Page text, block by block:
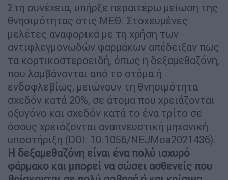
Στη συνέχεια, υπήρξε περαιτέρω μείωση της
θνησιμότητας στις ΜΕΘ. Στοχευμένες
μελέτες αναφορικά με τη χρήση των
αντιφλεγμονωδών φαρμάκων απέδειξαν πως
τα κορτικοστεροειδή, όπως η δεξαμεθαζόνη,
που λαμβάνονται από το στόμα ή
ενδοφλεβίως, μειώνουν τη θνησιμότητα
σχεδόν κατά 20%, σε άτομα που χρειάζονται
οξυγόνο και σχεδόν κατά το ένα τρίτο σε
όσους χρειάζονται αναπνευστική μηχανική
υποστήριξη (DOI: 10.1056/NEJMoa2021436).
Η δεξαμεθαζόνη είναι ένα πολύ ισχυρό
φάρμακο και μπορεί να σώσει ασθενείς που